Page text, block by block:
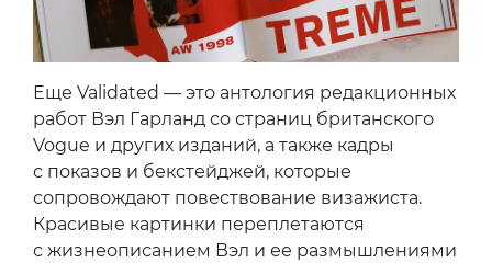
Еще Validated — это антология редакционных
работ Вэл Гарланд со страниц британского
Vogue и других изданий, а также кадры
с показов и бекстейджей, которые
сопровождают повествование визажиста.
Красивые картинки переплетаются
с жизнеописанием Вэл и ее размышлениями